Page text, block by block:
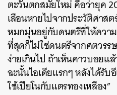
ตะวันตกสมัยใหม่ คือว่ายุค
เลือนหายไปจากประวัติศาส
หมกมุ่นอยู่กับดนตรีที่ให้ควา
ที่สุดก็ไม่ใช่ดนตรีจากศตวรร
ง่ายเกินไป ถ้าเห็นคาวบอยแ
ฉะนั้นไอเดียแรกๆ หลังได้รั
ใช้เปียโนกับแตรทองเหลือง”